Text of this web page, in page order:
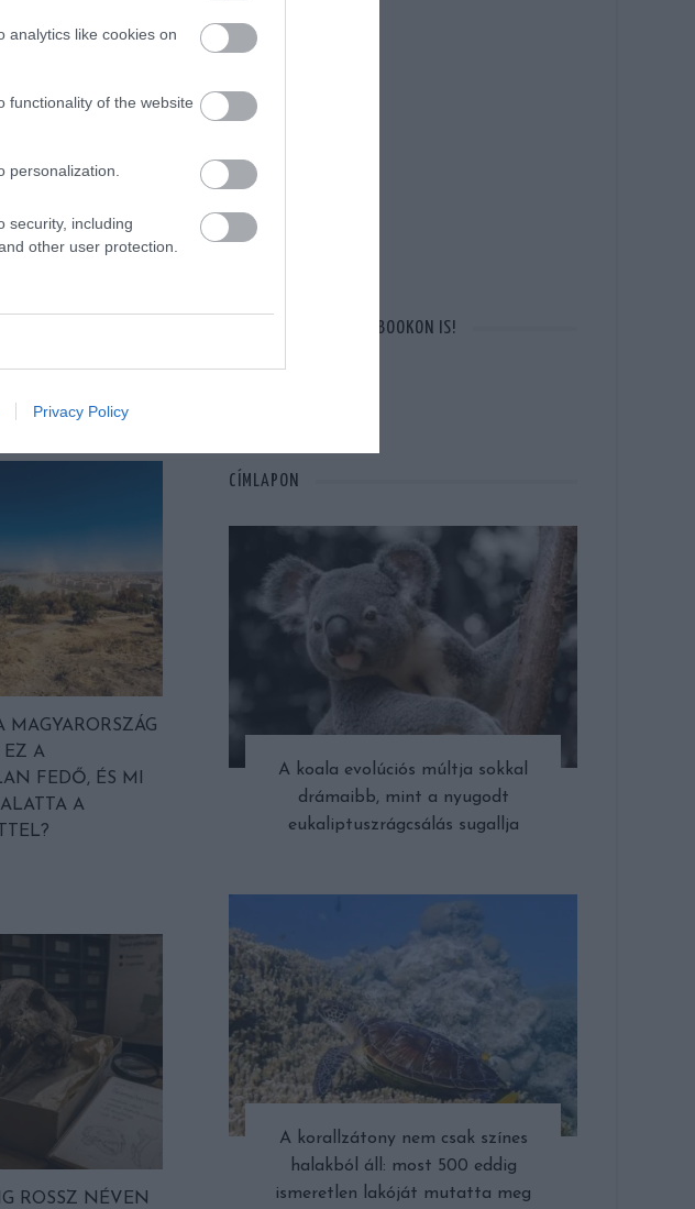
analytics like cookies on
functionality of the website
personalization.
security, including
other user protection.
Privacy Policy
KÖVETKEZŐ CIKK
MAGYARORSZÁG
EZ A
FEDŐ, ÉS MI
A
ROSSZ NÉVEN
OTT VAGYUNK A FACEBOOKON IS!
CÍMLAPON
A koala evolúciós múltja sokkal
drámaibb, mint a nyugodt
eukaliptuszrágcsálás sugallja
A korallzátony nem csak színes
halakból áll: most 500 eddig
ismeretlen lakóját mutatta meg